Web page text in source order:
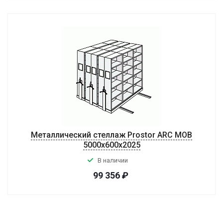
Металлический стеллаж Prostor ARC MOB
5000x600x2025
В наличии
99 356₽